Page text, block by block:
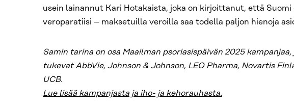
usein lainannut Kari Hotakaista, joka on kirjoittanut, että Suomi
veroparatiisi – maksetuilla veroilla saa todella paljon hienoja
Samin tarina on osa Maailman psoriasispäivän 2025 kampanjaa,
tukevat AbbVie, Johnson & Johnson, LEO Pharma, Novartis
UCB.
Lue lisää kampanjasta ja iho- ja kehorauhasta.